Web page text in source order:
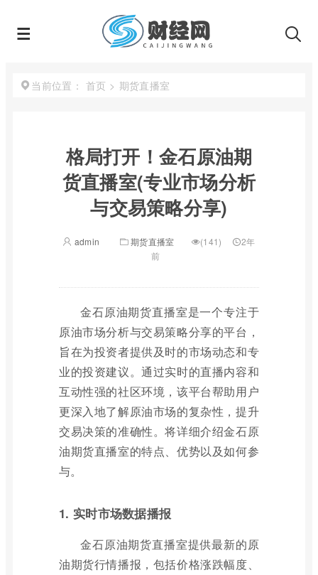
当前位置： 首页 > 期货直播室
格局打开！金石原油期
货直播室(专业市场分析
与交易策略分享)
admin 期货直播室 (141)
2年
前
金石原油期货直播室是一个专注于
原油市场分析与交易策略分享的平台，
旨在为投资者提供及时的市场动态和专
业的投资建议。通过实时的直播内容和
互动性强的社区环境，该平台帮助用户
更深入地了解原油市场的复杂性，提升
交易决策的准确性。将详细介绍金石原
油期货直播室的特点、优势以及如何参
与。
1. 实时市场数据播报
金石原油期货直播室提供最新的原
油期货行情播报，包括价格涨跌幅度、